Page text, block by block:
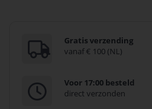
Gratis verzending
vanaf € 100 (NL)
Voor 17:00 besteld
direct verzonden